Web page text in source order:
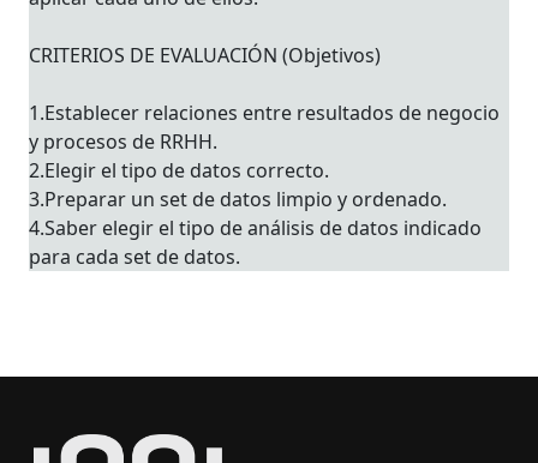
CRITERIOS DE EVALUACIÓN (Objetivos)
1.Establecer relaciones entre resultados de negocio
y procesos de RRHH.
2.Elegir el tipo de datos correcto.
3.Preparar un set de datos limpio y ordenado.
4.Saber elegir el tipo de análisis de datos indicado
para cada set de datos.